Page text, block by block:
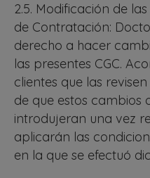
2.5. Modificación de
de Contratación:
derecho a hacer
las presentes CGC.
clientes que las
de que estos cambios
introdujeran una vez
aplicarán las
en la que se efectuó